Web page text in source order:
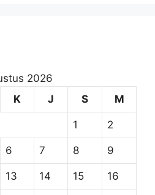
2026
K J S M
1 2
6 7 8 9
13 14 15 16